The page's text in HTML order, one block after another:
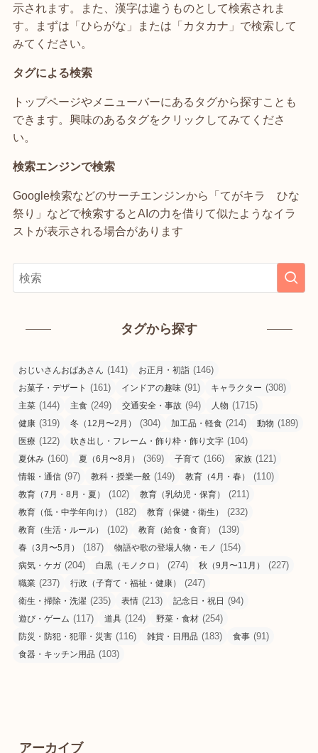
示されます。また、漢字は違うものとして検索されま
す。まずは「ひらがな」または「カタカナ」で検索して
みてください。
タグによる検索
トップページやメニューバーにあるタグから探すことも
できます。興味のあるタグをクリックしてみてくださ
い。
検索エンジンで検索
Google検索などのサーチエンジンから「てがキラ ひな
祭り」などで検索するとAIの力を借りて似たようなイラ
ストが表示される場合があります
タグから探す
おじいさんおばあさん (141) お正月・初詣 (146)
お菓子・デザート (161) インドアの趣味 (91) キャラクター (308)
主菜 (144) 主食 (249) 交通安全・事故 (94) 人物 (1715)
健康 (319) 冬（12月〜2月） (304) 加工品・軽食 (214) 動物 (189)
医療 (122) 吹き出し・フレーム・飾り枠・飾り文字 (104)
夏休み (160) 夏（6月〜8月） (369) 子育て (166) 家族 (121)
情報・通信 (97) 教科・授業一般 (149) 教育（4月・春） (110)
教育（7月・8月・夏） (102) 教育（乳幼児・保育） (211)
教育（低・中学年向け） (182) 教育（保健・衛生） (232)
教育（生活・ルール） (102) 教育（給食・食育） (139)
春（3月〜5月） (187) 物語や歌の登場人物・モノ (154)
病気・ケガ (204) 白黒（モノクロ） (274) 秋（9月〜11月） (227)
職業 (237) 行政（子育て・福祉・健康） (247)
衛生・掃除・洗濯 (235) 表情 (213) 記念日・祝日 (94)
遊び・ゲーム (117) 道具 (124) 野菜・食材 (254)
防災・防犯・犯罪・災害 (116) 雑貨・日用品 (183) 食事 (91)
食器・キッチン用品 (103)
アーカイブ